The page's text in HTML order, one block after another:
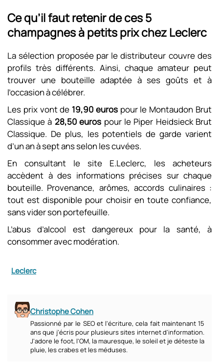
Ce qu’il faut retenir de ces 5
champagnes à petits prix chez Leclerc
La sélection proposée par le distributeur couvre des
profils très différents. Ainsi, chaque amateur peut
trouver une bouteille adaptée à ses goûts et à
l’occasion à célébrer.
Les prix vont de 19,90 eurospour le Montaudon Brut
Classique à 28,50 euros pour le Piper Heidsieck Brut
Classique. De plus, les potentiels de garde varient
d’un an à sept ans selon les cuvées.
En consultant le site E.Leclerc, les acheteurs
accèdent à des informations précises sur chaque
bouteille. Provenance, arômes, accords culinaires :
tout est disponible pour choisir en toute confiance,
sans vider son portefeuille.
L’abus d’alcool est dangereux pour la santé, à
consommer avec modération.
Leclerc
Christophe Cohen
Passionné par le SEO et l'écriture, cela fait maintenant 15
ans que j'écris pour plusieurs sites internet d'information.
J'adore le foot, l'OM, la mauresque, le soleil et je déteste la
pluie, les crabes et les méduses.